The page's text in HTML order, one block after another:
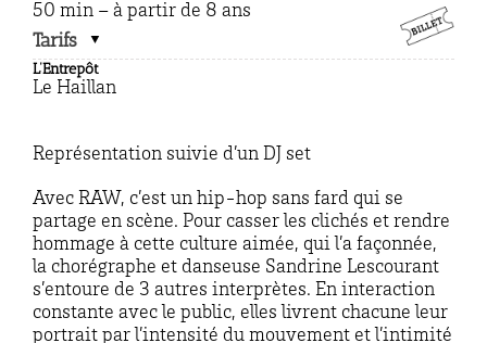
50 min – à partir de 8 ans
Tarifs
L’Entrepôt
Le Haillan
Représentation suivie d’un DJ set
Avec RAW, c’est un hip-hop sans fard qui se
partage en scène. Pour casser les clichés et rendre
hommage à cette culture aimée, qui l’a façonnée,
la chorégraphe et danseuse Sandrine Lescourant
s’entoure de 3 autres interprètes. En interaction
constante avec le public, elles livrent chacune leur
portrait par l’intensité du mouvement et l’intimité